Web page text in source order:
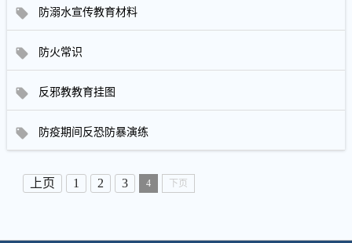
防溺水宣传教育材料
防火常识
反邪教教育挂图
防疫期间反恐防暴演练
上页 1 2 3 4 下页